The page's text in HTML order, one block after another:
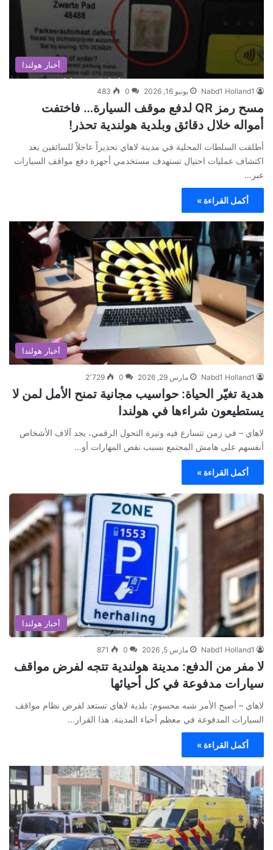
أخبار هولندا
Nabd1 Holland1 يونيو 16, 2026 0
483
مسح رمز QR لدفع موقف السيارة… فاختفت
أمواله خلال دقائق وبلدية هولندية تحذر!
أطلقت السلطات المحلية في مدينة لاهاي تحذيراً عاجلاً للسائقين بعد
اكتشاف عمليات احتيال تستهدف مستخدمي أجهزة دفع مواقف السيارات
عبر…
أكمل القراءة »
أخبار هولندا
Nabd1 Holland1 مارس 29, 2026 0 2٬729
هدية تغيّر الحياة: حواسيب مجانية تمنح الأمل لمن لا
يستطيعون شراءها في هولندا
لاهاي – في زمن تتسارع فيه وتيرة التحول الرقمي، يجد آلاف الأشخاص
أنفسهم على هامش المجتمع بسبب نقص المهارات أو…
أكمل القراءة »
أخبار هولندا
Nabd1 Holland1 مارس 5, 2026 0
871
لا مفر من الدفع: مدينة هولندية تتجه لفرض مواقف
سيارات مدفوعة في كل أحيائها
لاهاي – أصبح الأمر شبه محسوم: بلدية لاهاي تستعد لفرض نظام مواقف
السيارات المدفوعة في معظم أحياء المدينة. هذا القرار…
أكمل القراءة »